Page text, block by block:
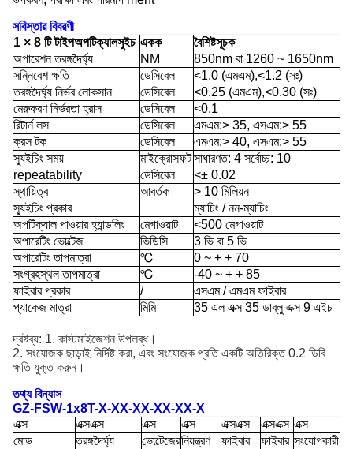
সবিস্তার বিবরণী
1 × 8 টি টাইপঅপটিক্যালসুইচ একক
বৈশিষ্টসূচক
অপারেশন তরঙ্গদৈর্ঘ্য
NM
850nm বা 1260 ~ 1650nm
সন্নিবেশ ক্ষতি
ডেসিবেল <1.0 (এমএম),<1.2 (সঃ)
তরঙ্গদৈর্ঘ্য নির্ভর লোকসান
ডেসিবেল <0.25 (এমএম),<0.30 (সঃ)
মেরুকরণ নির্ভরতা হ্রাস
ডেসিবেল
<0.1
রিটার্ন লস
ডেসিবেল
এমএম:> 35, এসএম:> 55
ক্রস টক
ডেসিবেল
এমএম:> 40, এসএম:> 55
স্যুইচিং সময়
মাইক্রোসফটসাধারণত: 4 সর্বোচ্চ: 10
repeatability
ডেসিবেল
<± 0.02
স্থায়িত্ব
আবর্তক
> 10 মিলিয়ন
স্যুইচিং প্রকার
ম্যাচিং / নন-ম্যাচিং
অপটিক্যাল পাওয়ার হ্যান্ডলিং
মেগাওয়াট
<500 মেগাওয়াট
অপারেটিং ভোল্টেজ
ভিডিসি
3 ভি বা 5 ভি
অপারেটিং তাপমাত্রা
℃
0 ~ + + 70
সংগ্রহস্থল তাপমাত্রা
℃
-40 ~ + + 85
ফাইবার প্রকার
/
এসএম / এমএম ফাইবার
প্যাকেজ মাত্রা
মিমি 35 এল এক্স 35 ডাব্লু এক্স 9 এইচ
দ্রষ্টব্য: 1. কাস্টমাইজেশন উপলব্ধ।
2. সংযোজক ছাড়াই নির্দিষ্ট করা, এবং সংযোজক প্রতি একটি অতিরিক্ত 0.2 ডিবি
ক্ষতি যুক্ত করুন।
তথ্য বিন্যাস
GZ-FSW-1x8T-X-XX-XX-XX-XX-X
এক্স
এক্সএক্স এক্স এক্স এক্সএক্স এক্সএক্স এক্স
মোড
তরঙ্গদৈর্ঘ্য
ভোল্টেজেরনিয়ন্ত্রণ
ফাইবার
ফাইবার সংযোগকারী